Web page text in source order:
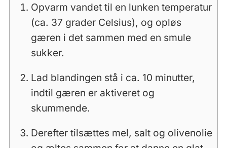
Opvarm vandet til en lunken temperatur
(ca. 37 grader Celsius), og opløs
gæren i det sammen med en smule
sukker.
Lad blandingen stå i ca. 10 minutter,
indtil gæren er aktiveret og
skummende.
Derefter tilsættes mel, salt og olivenolie